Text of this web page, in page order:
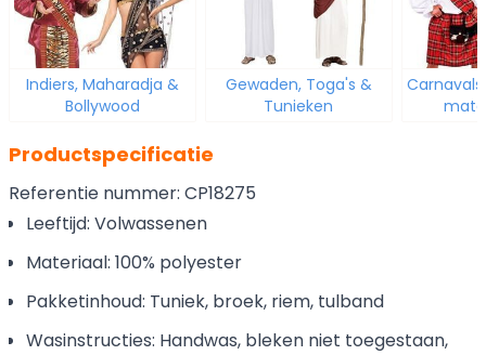
Indiers, Maharadja &
Bollywood
Gewaden, Toga's &
Tunieken
Productspecificatie
Referentie nummer: CP18275
Leeftijd: Volwassenen
Materiaal: 100% polyester
Pakketinhoud: Tuniek, broek, riem, tulband
Wasinstructies: Handwas, bleken niet toegestaan,